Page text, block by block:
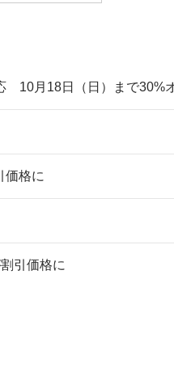
10月18日（日）まで30%
価格に
引価格に